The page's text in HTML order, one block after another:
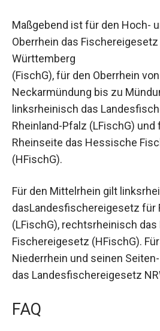
Maßgebend ist für den Hoch-
Oberrhein das
Württemberg
(FischG), für den Oberrhein
Neckarmündung bis zu
linksrheinisch das
Rheinland-Pfalz (LFischG)
Rheinseite das Hessische
(HFischG).
Für den Mittelrhein gilt
dasLandesfischereigesetz für
(LFischG), rechtsrheinisch
Fischereigesetz (HFischG).
Niederrhein und seinen
das Landesfischereigesetz
FAQ